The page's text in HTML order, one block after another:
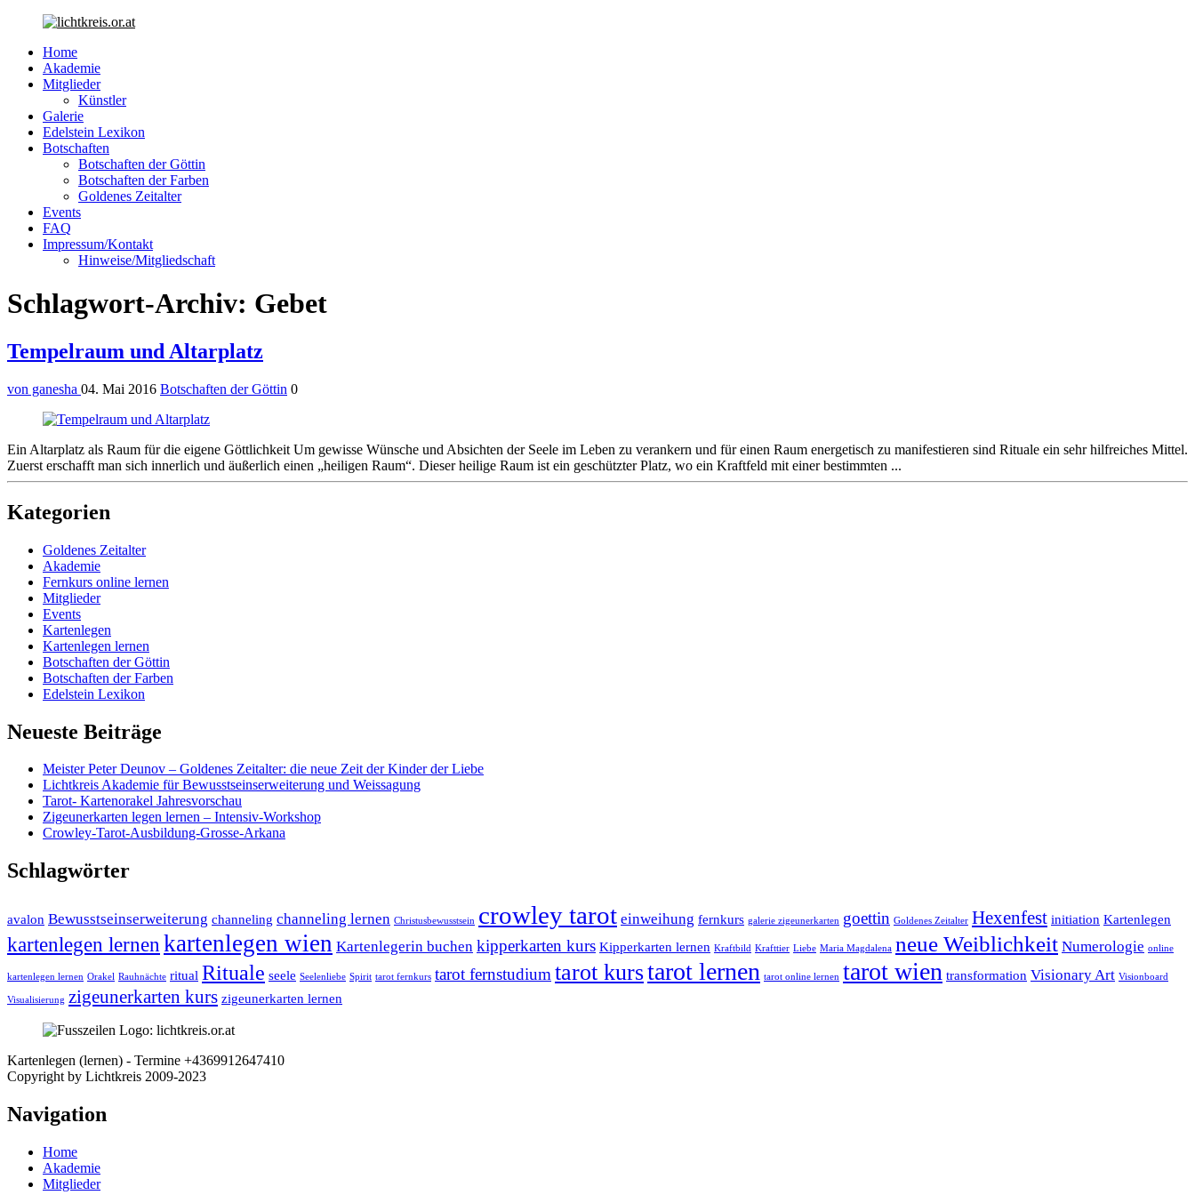
Suche
Home
Akademie
Mitglieder
Künstler
Galerie
Edelstein Lexikon
Botschaften
Botschaften der Göttin
Botschaften der Farben
Goldenes Zeitalter
Events
FAQ
Impressum/Kontakt
Hinweise/Mitgliedschaft
Schlagwort-Archiv: Gebet
Tempelraum und Altarplatz
von ganesha 04. Mai 2016 Botschaften der Göttin 0
Ein Altarplatz als Raum für die eigene Göttlichkeit Um gewisse Wünsche und Absichten der Seele im Leben zu verankern und für einen Raum energetisch zu manifestieren sind Rituale ein sehr hilfreiches Mittel.
Zuerst erschafft man sich innerlich und äußerlich einen „heiligen Raum“. Dieser heilige Raum ist ein geschützter Platz, wo ein Kraftfeld mit einer bestimmten ...
Seitenleiste
Kategorien
Goldenes Zeitalter
Akademie
Fernkurs online lernen
Mitglieder
Events
Kartenlegen
Kartenlegen lernen
Botschaften der Göttin
Botschaften der Farben
Edelstein Lexikon
Neueste Beiträge
Meister Peter Deunov – Goldenes Zeitalter: die neue Zeit der Kinder der Liebe
Lichtkreis Akademie für Bewusstseinserweiterung und Weissagung
Tarot- Kartenorakel Jahresvorschau
Zigeunerkarten legen lernen – Intensiv-Workshop
Crowley-Tarot-Ausbildung-Grosse-Arkana
Schlagwörter
avalon Bewusstseinserweiterung channeling channeling lernen Christusbewusstsein crowley tarot einweihung fernkurs galerie zigeunerkarten goettin Goldenes Zeitalter Hexenfest initiation Kartenlegen
kartenlegen lernen kartenlegen wien Kartenlegerin buchen kipperkarten kurs Kipperkarten lernen Kraftbild Krafttier Liebe Maria Magdalena neue Weiblichkeit Numerologie online
kartenlegen lernen Orakel Rauhnächte ritual Rituale seele Seelenliebe Spirit tarot fernkurs tarot fernstudiumtarot kurstarot lernen tarot online lernen tarot wien transformation Visionary Art Visionboard
Visualisierung zigeunerkarten kurs zigeunerkarten lernen
Kartenlegen (lernen) - Termine +4369912647410
Facebook
Nach
Copyright by Lichtkreis 2009-2023
Navigation
Home
Akademie
Mitglieder